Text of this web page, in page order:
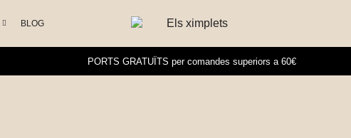
BLOG
PORTS GRATUÏTS per comandes superiors a 60€